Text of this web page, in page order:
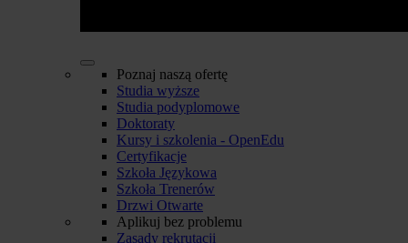
Poznaj naszą ofertę
Studia wyższe
Studia podyplomowe
Doktoraty
Kursy i szkolenia - OpenEdu
Certyfikacje
Szkoła Językowa
Szkoła Trenerów
Drzwi Otwarte
Aplikuj bez problemu
Zasady rekrutacji